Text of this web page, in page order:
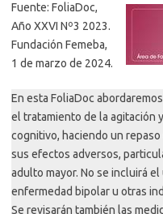
Fuente: FoliaDoc,
Año XXVI Nº3 2023.
Fundación Femeba,
1 de marzo de 2024.
En esta FoliaDoc
el tratamiento de la agitación
cognitivo, haciendo un
sus efectos adversos,
adulto mayor. No se incluirá
enfermedad bipolar u otras
Se revisarán también las